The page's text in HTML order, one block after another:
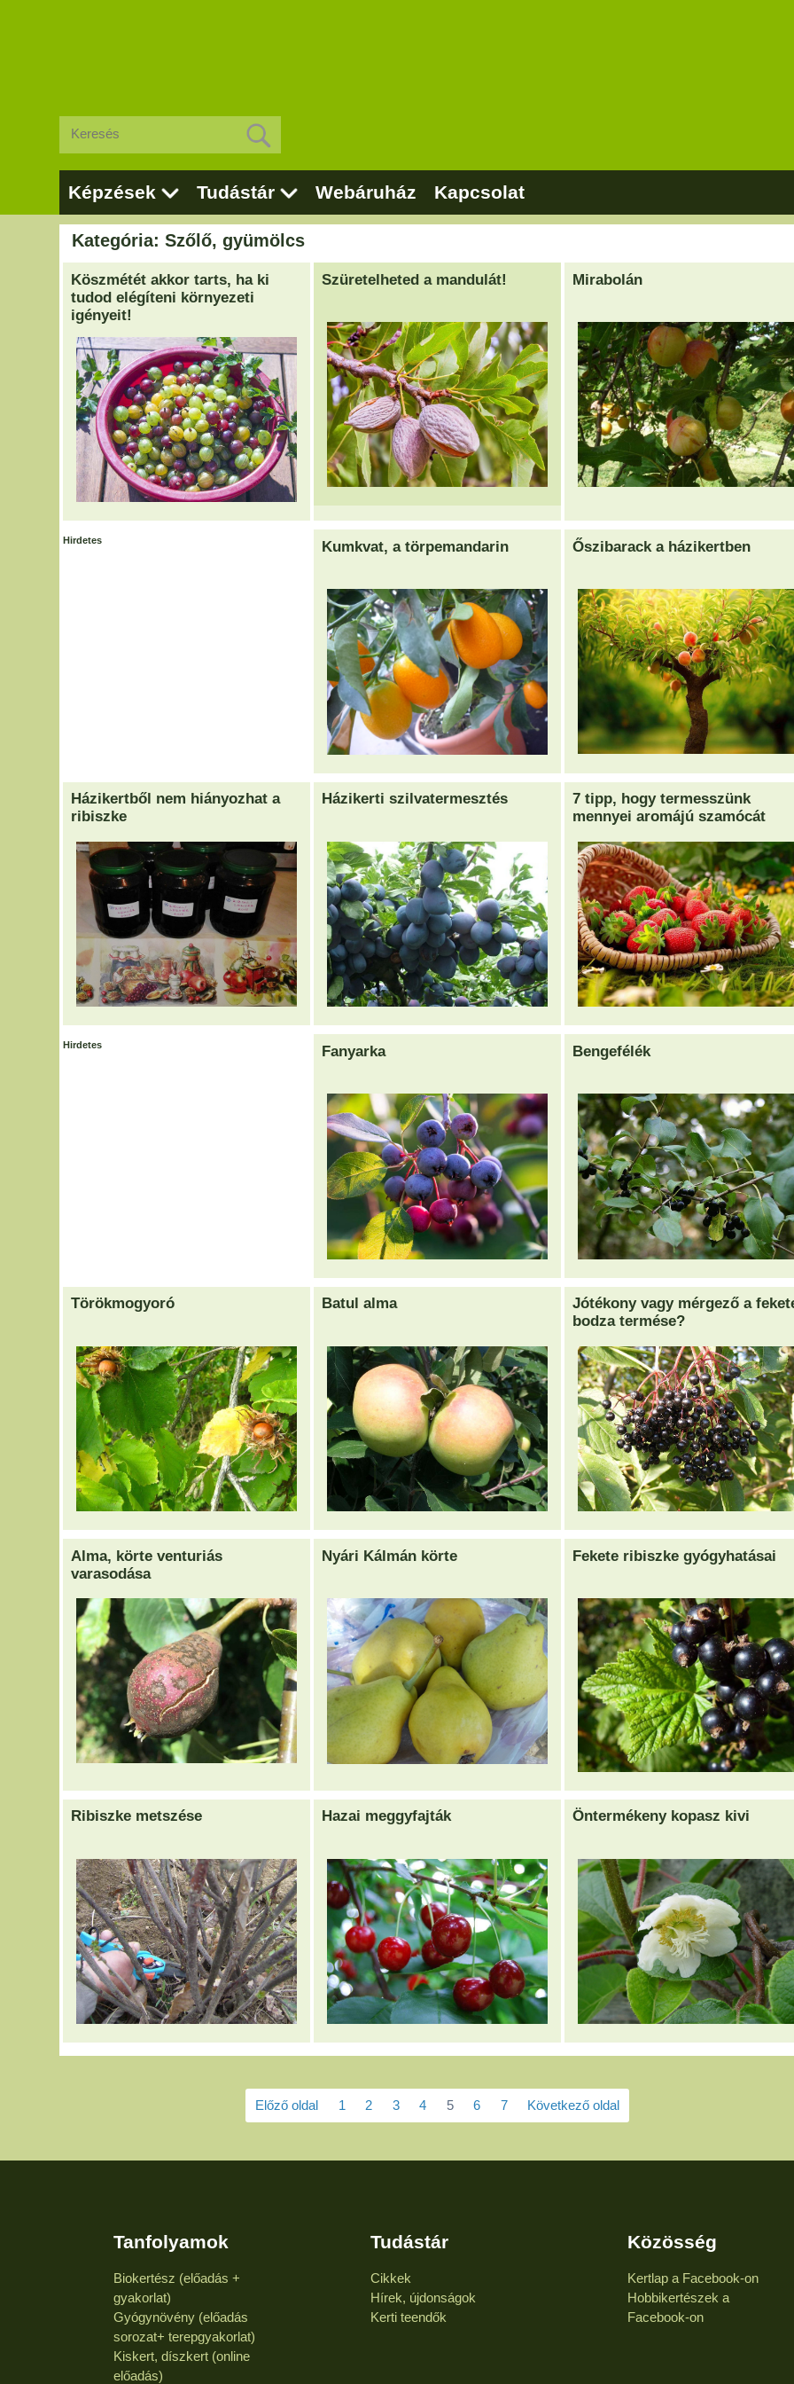
Képzések Tudástár Webáruház Kapcsolat
Kategória: Szőlő, gyümölcs
Köszmétét akkor tarts, ha ki
tudod elégíteni környezeti
igényeit!
Szüretelheted a mandulát! Mirabolán
Hirdetes Kumkvat, a törpemandarin Őszibarack a házikertben
Házikertből nem hiányozhat a
ribiszke
Házikerti szilvatermesztés
7 tipp, hogy termesszünk
mennyei aromájú szamócát
Hirdetes Fanyarka Bengefélék
Törökmogyoró Batul alma
Jótékony vagy mérgező a
bodza termése?
Alma, körte venturiás
varasodása
Nyári Kálmán körte Fekete ribiszke gyógyhatásai
Ribiszke metszése Hazai meggyfajták Öntermékeny kopasz kivi
Előző oldal 1 2 3 4 5 6 7 Következő oldal
Tanfolyamok
Biokertész (előadás +
gyakorlat)
Gyógynövény (előadás
sorozat+ terepgyakorlat)
Kiskert, díszkert (online
előadás)
Tudástár
Cikkek
Hírek, újdonságok
Kerti teendők
Közösség
Kertlap a Facebook-on
Hobbikertészek a
Facebook-on